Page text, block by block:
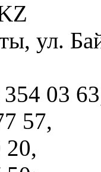
ул.
03
57,
20,